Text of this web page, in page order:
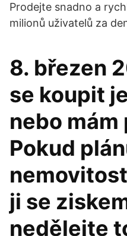
Prodejte snadno a
milionů uživatelů za
8. březen
se koupit
nebo mám
Pokud
ji se
nedělejte